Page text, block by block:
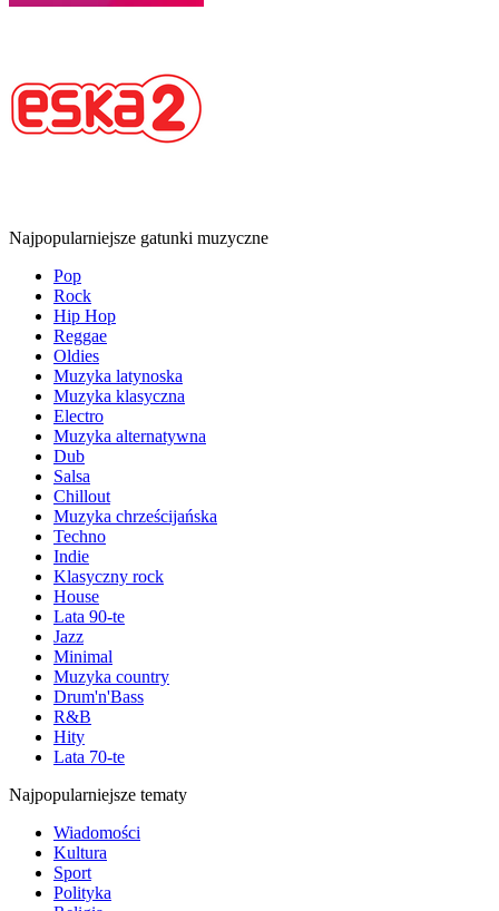
Najpopularniejsze gatunki muzyczne
Pop
Rock
Hip Hop
Reggae
Oldies
Muzyka latynoska
Muzyka klasyczna
Electro
Muzyka alternatywna
Dub
Salsa
Chillout
Muzyka chrześcijańska
Techno
Indie
Klasyczny rock
House
Lata 90-te
Jazz
Minimal
Muzyka country
Drum'n'Bass
R&B
Hity
Lata 70-te
Najpopularniejsze tematy
Wiadomości
Kultura
Sport
Polityka